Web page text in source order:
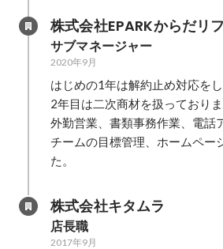
株式会社EPARKからだリ
サブマネージャー
2020年9月
はじめの1年は解約止め対応を
2年目は二次商材を扱っておりま
外勤営業、書類事務作業、電話
チームの目標管理、ホームペー
た。
株式会社キタムラ
店長職
2017年9月